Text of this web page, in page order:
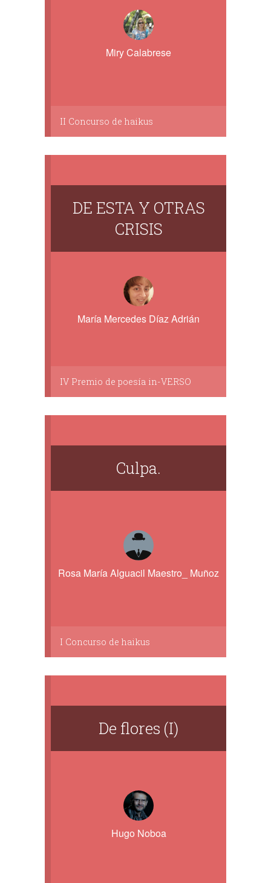
Miry Calabrese
II Concurso de haikus
DE ESTA Y OTRAS
CRISIS
María Mercedes Díaz Adrián
IV Premio de poesía in-VERSO
Culpa.
Rosa María Alguacil Maestro_ Muñoz
I Concurso de haikus
De flores (I)
Hugo Noboa